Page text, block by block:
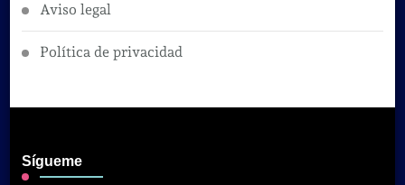
Aviso legal
Política de privacidad
Sígueme